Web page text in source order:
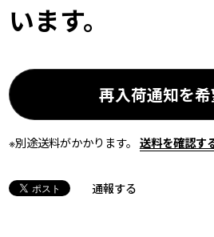
います。
再入荷通知を
※別途送料がかかります。 送料を確認す
通報する